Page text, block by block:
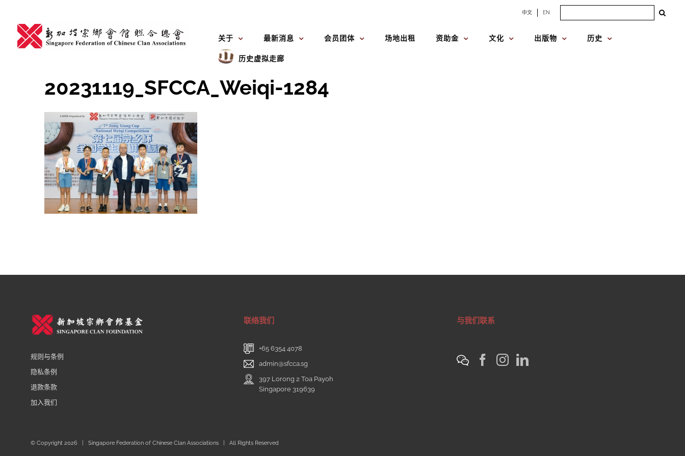
content
中文 EN
关于
最新消息 会员团体 场地出租 资助金 文化 出版物 历史
历史虚拟走廊
20231119_SFCCA_Weiqi-1284
规则与条例
隐私条例
退款条款
加入我们
联络我们
+65 6354 4078
admin@sfcca.sg
397 Lorong 2 Toa Payoh
Singapore 319639
与我们联系
© Copyright 2026 | Singapore Federation of Chinese Clan Associations | All Rights Reserved